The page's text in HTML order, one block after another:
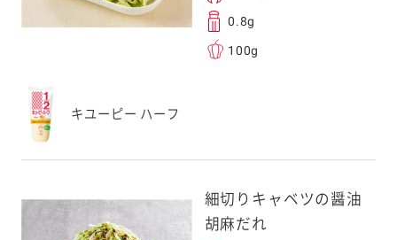
身以外の方に送
0.8g
100g
キユーピー ハーフ
細切りキャベツの醤油
胡麻だれ